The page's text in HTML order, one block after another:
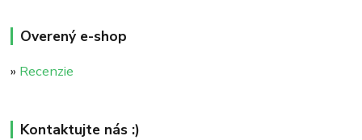
Overený e-shop
» Recenzie
Kontaktujte nás :)